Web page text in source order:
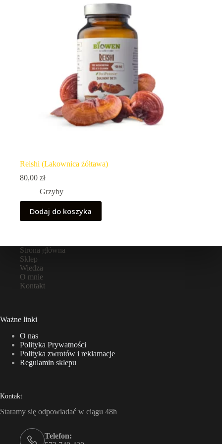
Reishi (Lakownica żółtawa)
80,00 zł
Grzyby
Dodaj do koszyka
Strona główna
Sklep
Wiedza
O mnie
Kontakt
Ważne linki
O nas
Polityka Prywatności
Polityka zwrotów i reklamacje
Regulamin sklepu
Kontakt
Staramy się odpowiadać w ciągu 48h
Telefon: